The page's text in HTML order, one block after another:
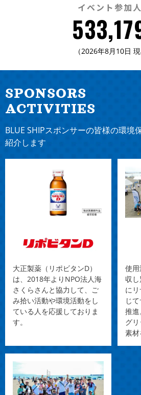
第12回オンライン勉強会開催 ！参
月25日(水) 19:00-20:00 どなたでも参
2025.12.18
【 第11回オンライン勉強会開催
2026/1/14(水) 19:00-20:00 どなたで
で、ぜひお気軽にお申込みください！
19:00-20:00 どなたでも参加できます
お申込みください！
2025.10.16
19:00-20:00 どなたでも参加できます
2025.10.01
鈴木香里武と行く 沖縄の離島全島
編』参加者募集！】鈴木香里武さんと
リーンツアーに参加しませんか？
2日】ご参加お待ちしております！
【第8回オンライン勉強会開催！
19:00-20:00 どなたでも参加できます
お申込みください！
イベント参加
（2026年8月10日 現
SPONSORS
ACTIVITIES
BLUE SHIPスポンサーの皆様の環境
紹介します
大正製薬（リポビタンD）
は、2018年よりNPO法人海
さくらさんと協力して、ご
み拾い活動や環境活動をし
ている人を応援しておりま
す。
使
収
に
じ
推
グ
素材